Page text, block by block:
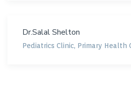
Dr.Salal Shelton
Pediatrics Clinic, Primary Health